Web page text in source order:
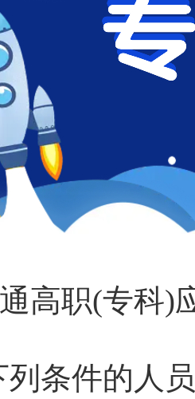
职(专科)
件的人员